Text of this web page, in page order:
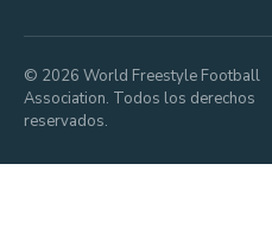
© 2026 World Freestyle Football
Association. Todos los derechos
reservados.